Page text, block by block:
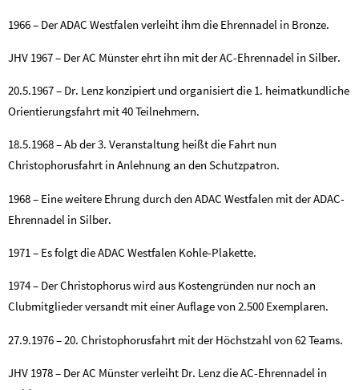
1966 – Der ADAC Westfalen verleiht ihm die Ehrennadel in Bronze.
JHV 1967 – Der AC Münster ehrt ihn mit der AC-Ehrennadel in Silber.
20.5.1967 – Dr. Lenz konzipiert und organisiert die 1. heimatkundliche
Orientierungsfahrt mit 40 Teilnehmern.
18.5.1968 – Ab der 3. Veranstaltung heißt die Fahrt nun
Christophorusfahrt in Anlehnung an den Schutzpatron.
1968 – Eine weitere Ehrung durch den ADAC Westfalen mit der ADAC-
Ehrennadel in Silber.
1971 – Es folgt die ADAC Westfalen Kohle-Plakette.
1974 – Der Christophorus wird aus Kostengründen nur noch an
Clubmitglieder versandt mit einer Auflage von 2.500 Exemplaren.
27.9.1976 – 20. Christophorusfahrt mit der Höchstzahl von 62 Teams.
JHV 1978 – Der AC Münster verleiht Dr. Lenz die AC-Ehrennadel in